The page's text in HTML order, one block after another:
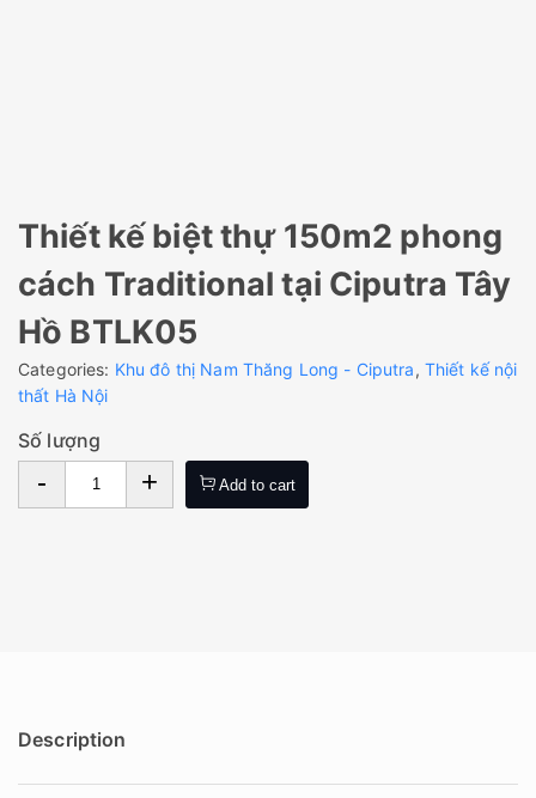
Thiết kế biệt thự 150m2 phong
cách Traditional tại Ciputra Tây
Hồ BTLK05
Categories: Khu đô thị Nam Thăng Long - Ciputra, Thiết kế nội
thất Hà Nội
Số lượng
- + Add to cart
Description